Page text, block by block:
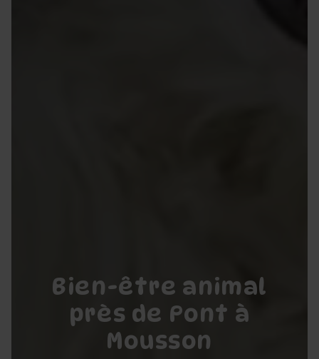
Bien-être animal
près de Pont à
Mousson